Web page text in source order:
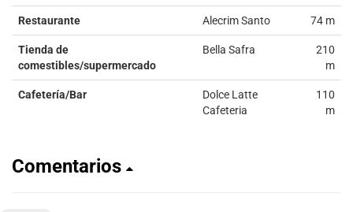
Restaurante Alecrim Santo 74 m
Tienda de
comestibles/supermercado
Bella Safra
210
m
Cafetería/Bar
Dolce Latte
Cafeteria
110
m
Comentarios